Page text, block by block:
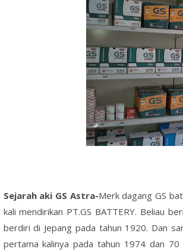
Sejarah aki GS Astra-Merk dagang GS
kali mendirikan PT.GS BATTERY. Beliau
berdiri di Jepang pada tahun 1920. Dan
pertama kalinya pada tahun 1974 dan 70